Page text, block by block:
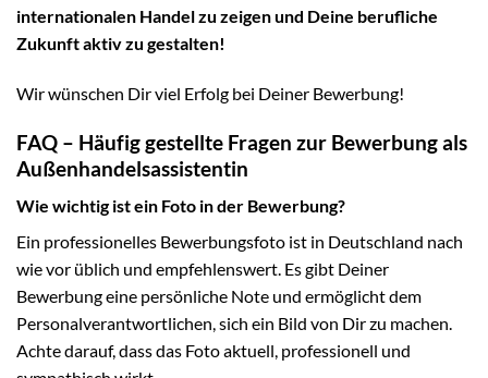
internationalen Handel zu zeigen und Deine berufliche
Zukunft aktiv zu gestalten!
Wir wünschen Dir viel Erfolg bei Deiner Bewerbung!
FAQ – Häufig gestellte Fragen zur Bewerbung als
Außenhandelsassistentin
Wie wichtig ist ein Foto in der Bewerbung?
Ein professionelles Bewerbungsfoto ist in Deutschland nach
wie vor üblich und empfehlenswert. Es gibt Deiner
Bewerbung eine persönliche Note und ermöglicht dem
Personalverantwortlichen, sich ein Bild von Dir zu machen.
Achte darauf, dass das Foto aktuell, professionell und